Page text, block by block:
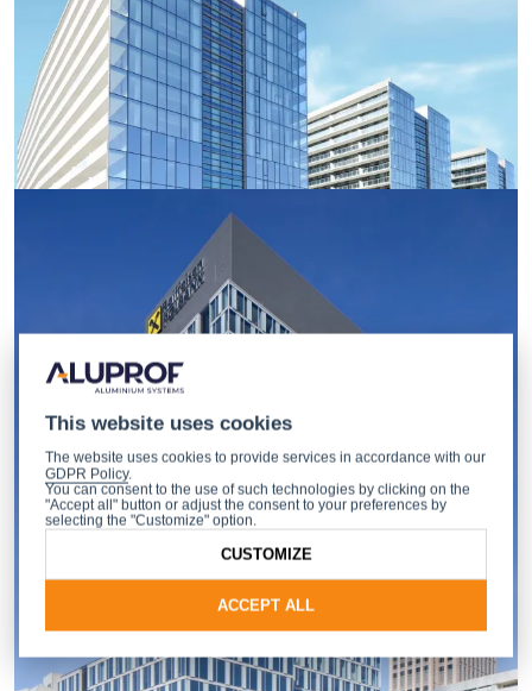
This website uses cookies
The website uses cookies to provide services in accordance with our
GDPR Policy.
You can consent to the use of such technologies by clicking on the
"Accept all" button or adjust the consent to your preferences by
selecting the "Customize" option.
ACCEPT ALL
CUSTOMIZE